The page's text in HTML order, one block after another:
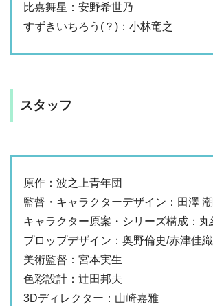
比嘉舞星：安野希世乃
すずきいちろう(？)：小林竜之
スタッフ
原作：波之上青年団
監督・キャラクターデザイン：田澤 潮
キャラクター原案・シリーズ構成：丸
プロップデザイン：奥野倫史/赤津佳織
美術監督：宮本実生
色彩設計：辻田邦夫
3Dディレクター：山崎嘉雅